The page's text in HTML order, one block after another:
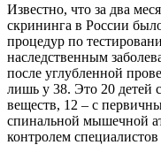
Известно, что за два
скрининга в России
процедур по
наследственным
после углубленной
лишь у 38. Это 20 детей
веществ, 12 – с
спинальной мышечной
контролем